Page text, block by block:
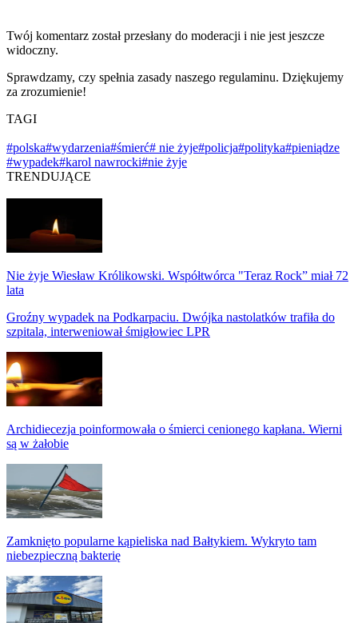
Twój komentarz został przesłany do moderacji i nie jest jeszcze
widoczny.
Sprawdzamy, czy spełnia zasady naszego regulaminu. Dziękujemy
za zrozumienie!
TAGI
#polska#wydarzenia#śmierć# nie żyje#policja#polityka#pieniądze
#wypadek#karol nawrocki#nie żyje
TRENDUJĄCE
Nie żyje Wiesław Królikowski. Współtwórca "Teraz Rock” miał 72
lata
Groźny wypadek na Podkarpaciu. Dwójka nastolatków trafiła do
szpitala, interweniował śmigłowiec LPR
Archidiecezja poinformowała o śmierci cenionego kapłana. Wierni
są w żałobie
Zamknięto popularne kąpieliska nad Bałtykiem. Wykryto tam
niebezpieczną bakterię